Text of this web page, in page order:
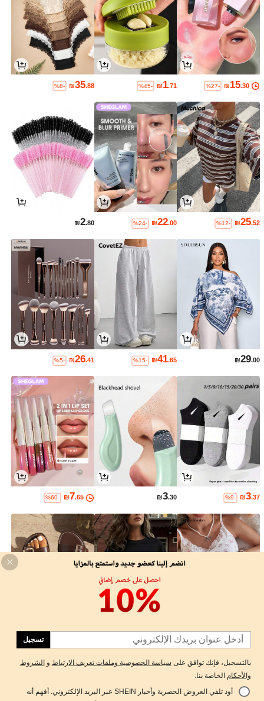
₪15.30
%27-
₪1.71
%45-
₪35.88
%8-
₪25.52
%12-
₪22.00
%24-
₪2.80
₪29.00
₪41.65
%15-
₪26.41
%5-
₪3.37
%9-
₪3.30
₪7.65
%60-
29
₪24.65
25
تسجيل
بالتسجيل، فإنك توافق على سياسة الخصوصية وملفات تعريف الارتباط و الشروط
والأحكام الخاصة بنا.
أود تلقي العروض الحصرية وأخبار SHEIN عبر البريد الإلكتروني. أفهم أنه